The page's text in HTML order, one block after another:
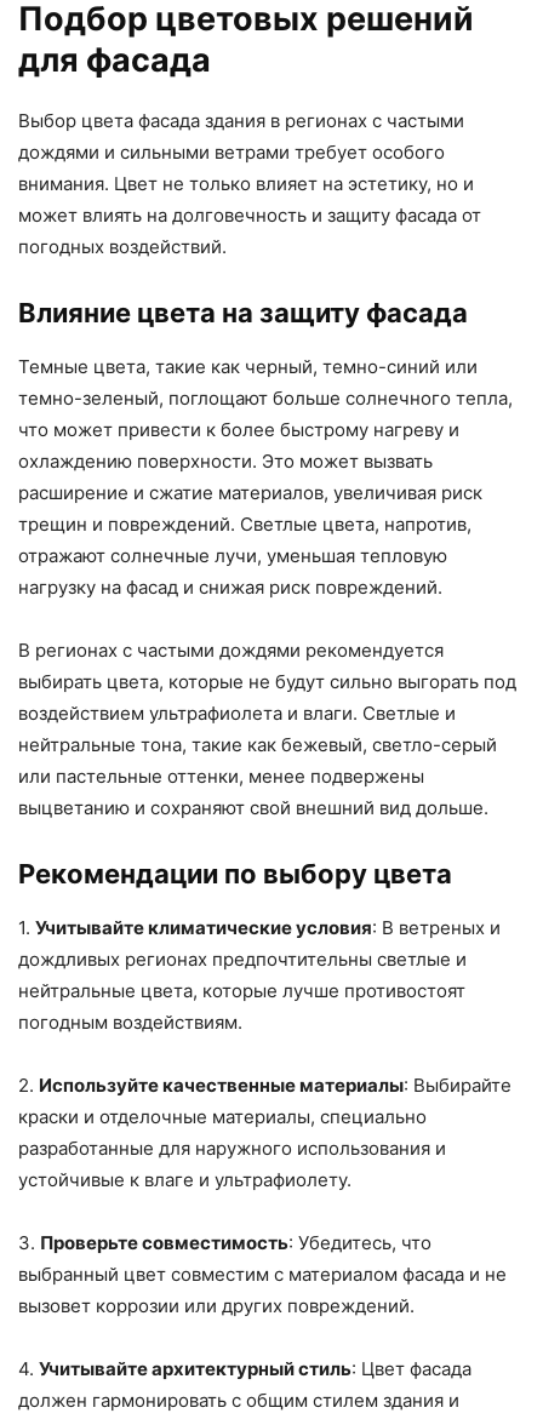
Подбор цветовых решений
для фасада
Выбор цвета фасада здания в регионах с частыми
дождями и сильными ветрами требует особого
внимания. Цвет не только влияет на эстетику, но и
может влиять на долговечность и защиту фасада от
погодных воздействий.
Влияние цвета на защиту фасада
Темные цвета, такие как черный, темно-синий или
темно-зеленый, поглощают больше солнечного тепла,
что может привести к более быстрому нагреву и
охлаждению поверхности. Это может вызвать
расширение и сжатие материалов, увеличивая риск
трещин и повреждений. Светлые цвета, напротив,
отражают солнечные лучи, уменьшая тепловую
нагрузку на фасад и снижая риск повреждений.
В регионах с частыми дождями рекомендуется
выбирать цвета, которые не будут сильно выгорать под
воздействием ультрафиолета и влаги. Светлые и
нейтральные тона, такие как бежевый, светло-серый
или пастельные оттенки, менее подвержены
выцветанию и сохраняют свой внешний вид дольше.
Рекомендации по выбору цвета
1. Учитывайте климатические условия: В ветреных и
дождливых регионах предпочтительны светлые и
нейтральные цвета, которые лучше противостоят
погодным воздействиям.
2. Используйте качественные материалы: Выбирайте
краски и отделочные материалы, специально
разработанные для наружного использования и
устойчивые к влаге и ультрафиолету.
3. Проверьте совместимость: Убедитесь, что
выбранный цвет совместим с материалом фасада и не
вызовет коррозии или других повреждений.
4. Учитывайте архитектурный стиль: Цвет фасада
должен гармонировать с общим стилем здания и